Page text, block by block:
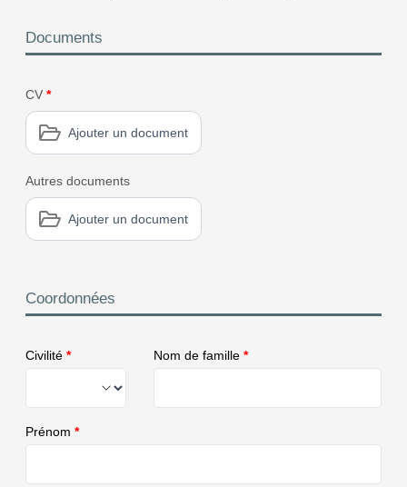
Documents
CV *
Ajouter un document
Autres documents
Ajouter un document
Coordonnées
Civilité * Nom de famille *
Prénom *